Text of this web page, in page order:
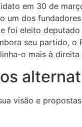
em 30 de
dos
foi eleito
seu partido, o
o mais à
visão e